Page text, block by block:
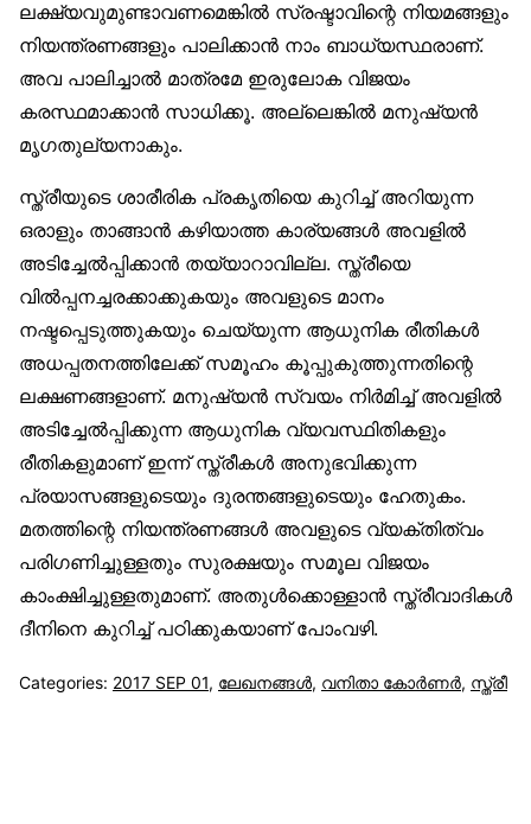
ലക്ഷ്യവുമുണ്ടാവണമെങ്കിൽ സ്രഷ്ടാവിന്റെ നിയമങ്ങളും
നിയന്ത്രണങ്ങളും പാലിക്കാൻ നാം ബാധ്യസ്ഥരാണ്.
അവ പാലിച്ചാൽ മാത്രമേ ഇരുലോക വിജയം
കരസ്ഥമാക്കാൻ സാധിക്കൂ. അല്ലെങ്കിൽ മനുഷ്യൻ
മൃഗതുല്യനാകും.
സ്ത്രീയുടെ ശാരീരിക പ്രകൃതിയെ കുറിച്ച് അറിയുന്ന
ഒരാളും താങ്ങാൻ കഴിയാത്ത കാര്യങ്ങൾ അവളിൽ
അടിച്ചേൽപ്പിക്കാൻ തയ്യാറാവില്ല. സ്ത്രീയെ
വിൽപ്പനച്ചരക്കാക്കുകയും അവളുടെ മാനം
നഷ്ടപ്പെടുത്തുകയും ചെയ്യുന്ന ആധുനിക രീതികൾ
അധപ്പതനത്തിലേക്ക് സമൂഹം കൂപ്പുകുത്തുന്നതിന്റെ
ലക്ഷണങ്ങളാണ്. മനുഷ്യൻ സ്വയം നിർമിച്ച് അവളിൽ
അടിച്ചേൽപ്പിക്കുന്ന ആധുനിക വ്യവസ്ഥിതികളും
രീതികളുമാണ് ഇന്ന് സ്ത്രീകൾ അനുഭവിക്കുന്ന
പ്രയാസങ്ങളുടെയും ദുരന്തങ്ങളുടെയും ഹേതുകം.
മതത്തിന്റെ നിയന്ത്രണങ്ങൾ അവളുടെ വ്യക്തിത്വം
പരിഗണിച്ചുള്ളതും സുരക്ഷയും സമൂല വിജയം
കാംക്ഷിച്ചുള്ളതുമാണ്. അതുൾക്കൊള്ളാൻ സ്ത്രീവാദികൾ
ദീനിനെ കുറിച്ച് പഠിക്കുകയാണ് പോംവഴി.
Categories: 2017 SEP 01, ലേഖനങ്ങള്‍, വനിതാ കോര്‍ണര്‍, സ്ത്രീ